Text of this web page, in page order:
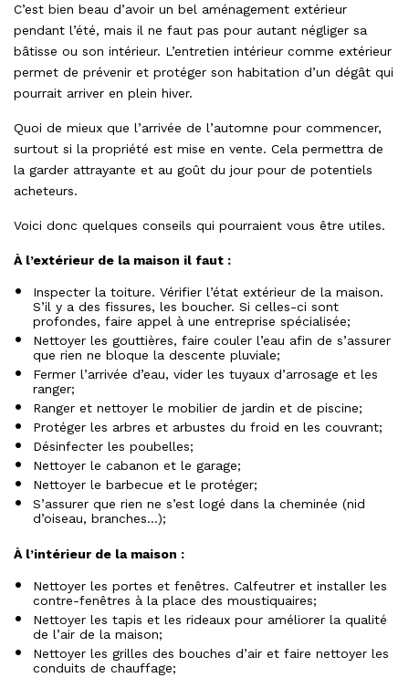
C’est bien beau d’avoir un bel aménagement extérieur
pendant l’été, mais il ne faut pas pour autant négliger sa
bâtisse ou son intérieur. L’entretien intérieur comme extérieur
permet de prévenir et protéger son habitation d’un dégât qui
pourrait arriver en plein hiver.
Quoi de mieux que l’arrivée de l’automne pour commencer,
surtout si la propriété est mise en vente. Cela permettra de
la garder attrayante et au goût du jour pour de potentiels
acheteurs.
Voici donc quelques conseils qui pourraient vous être utiles.
À l’extérieur de la maison il faut :
Inspecter la toiture. Vérifier l’état extérieur de la maison.
S’il y a des fissures, les boucher. Si celles-ci sont
profondes, faire appel à une entreprise spécialisée;
Nettoyer les gouttières, faire couler l’eau afin de s’assurer
que rien ne bloque la descente pluviale;
Fermer l’arrivée d’eau, vider les tuyaux d’arrosage et les
ranger;
Ranger et nettoyer le mobilier de jardin et de piscine;
Protéger les arbres et arbustes du froid en les couvrant;
Désinfecter les poubelles;
Nettoyer le cabanon et le garage;
Nettoyer le barbecue et le protéger;
S’assurer que rien ne s’est logé dans la cheminée (nid
d’oiseau, branches...);
À l’intérieur de la maison :
Nettoyer les portes et fenêtres. Calfeutrer et installer les
contre-fenêtres à la place des moustiquaires;
Nettoyer les tapis et les rideaux pour améliorer la qualité
de l’air de la maison;
Nettoyer les grilles des bouches d’air et faire nettoyer les
conduits de chauffage;